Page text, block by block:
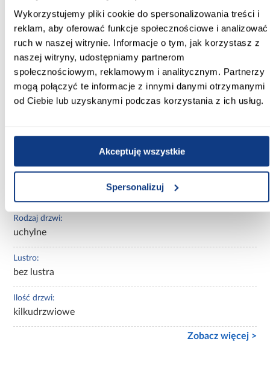
Wykorzystujemy pliki cookie do spersonalizowania treści i
reklam, aby oferować funkcje społecznościowe i analizować
ruch w naszej witrynie. Informacje o tym, jak korzystasz z
naszej witryny, udostępniamy partnerom
społecznościowym, reklamowym i analitycznym. Partnerzy
mogą połączyć te informacje z innymi danymi otrzymanymi
od Ciebie lub uzyskanymi podczas korzystania z ich usług.
Akceptuję wszystkie
Spersonalizuj
Wysokość [cm]:
245.50
Kolor frontów:
beżowy
Kolor korpusu:
Wybarwienie:
Rodzaj drzwi:
uchylne
Lustro:
bez lustra
Ilość drzwi:
kilkudrzwiowe
Zobacz więcej >